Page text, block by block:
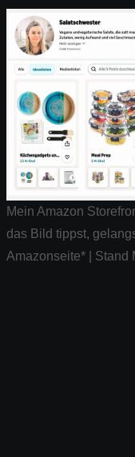
Mein Amazon
das Bild tippst,
Amazonseite* | Stand